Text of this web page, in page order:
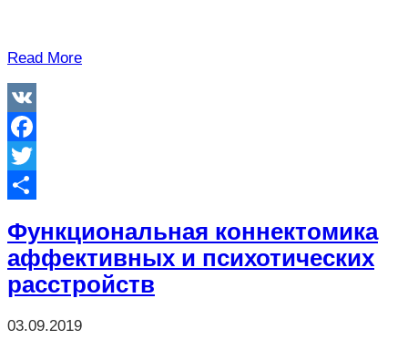
Read More
VK
Facebook
Twitter
Функциональная коннектомика
аффективных и психотических
расстройств
03.09.2019